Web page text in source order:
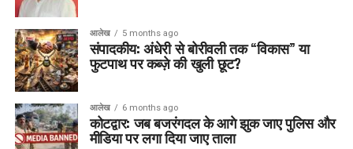
आलेख 5 months ago
संपादकीय: अंधेरी से बोरीवली तक “विकास” या
फुटपाथ पर कब्ज़े की खुली छूट?
आलेख 6 months ago
कोटद्वार: जब बजरंगदल के आगे झुक जाए पुलिस और
मीडिया पर लगा दिया जाए ताला